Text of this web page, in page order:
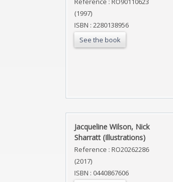
(1997)
ISBN : 2280138956
See the book
‎Jacqueline Wilson, Nick
Sharratt (Illustrations)‎
Reference : RO20262286
(2017)
ISBN : 0440867606